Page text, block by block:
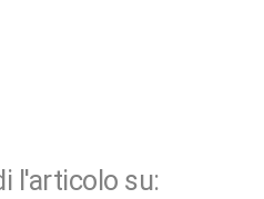
l'articolo su: